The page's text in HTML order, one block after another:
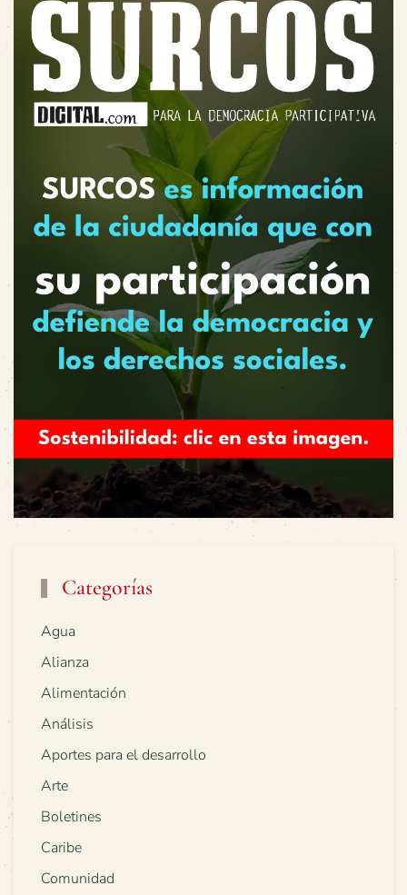
Categorías
Agua
Alianza
Alimentación
Análisis
Aportes para el desarrollo
Arte
Boletines
Caribe
Comunidad